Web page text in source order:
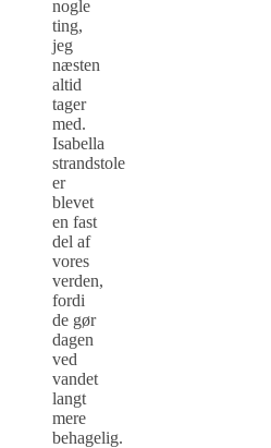
nogle
ting,
jeg
næsten
altid
tager
med.
Isabella
strandstole
er
blevet
en fast
del af
vores
verden,
fordi
de gør
dagen
ved
vandet
langt
mere
behagelig.